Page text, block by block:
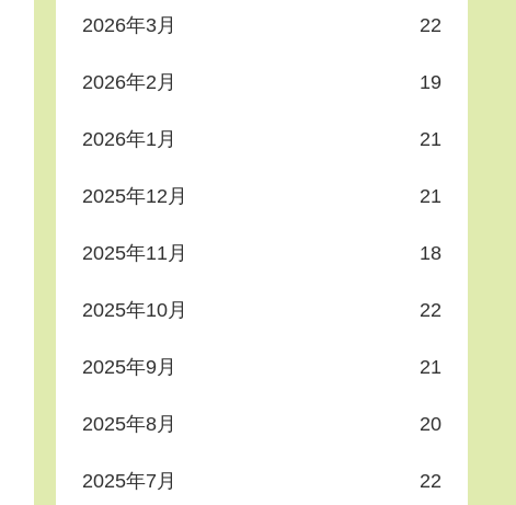
2026年3月 22
2026年2月 19
2026年1月 21
2025年12月 21
2025年11月 18
2025年10月 22
2025年9月 21
2025年8月 20
2025年7月 22